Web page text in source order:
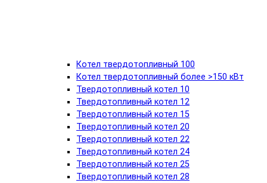
Котел твердотопливный 100
Котел твердотопливный более >150 кВт
Твердотопливный котел 10
Твердотопливный котел 12
Твердотопливный котел 15
Твердотопливный котел 20
Твердотопливный котел 22
Твердотопливный котел 24
Твердотопливный котел 25
Твердотопливный котел 28